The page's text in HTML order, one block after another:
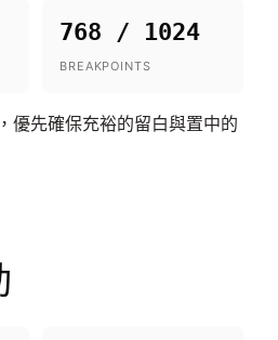
768 / 1024
BREAKPOINTS
優先確保充裕的留白與置中的